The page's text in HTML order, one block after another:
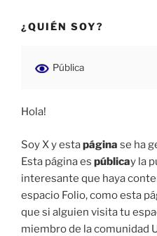
¿QUIÉN SOY?
Pública
Hola!
Soy X y estapágina se ha
Esta página es públicay la
interesante que haya
espacio Folio, como esta
que si alguien visita tu
miembro de la comunidad